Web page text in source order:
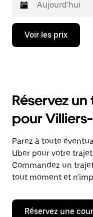
Appuyez
la
ouvrir
calendrier
et
sélectionner
une
date.
Appuyez
sur
la
Échap
pour
Voir les prix
Réservez
pour
Parez à toute
Uber pour votre
Commandez un
tout moment et
Réservez une